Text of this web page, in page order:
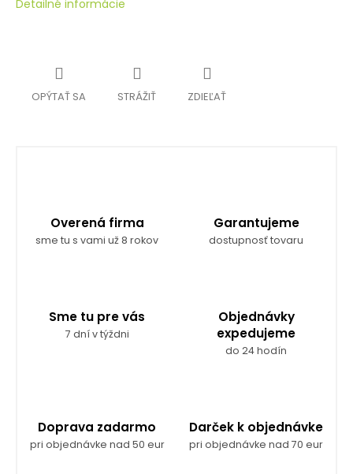
Detailné informácie
OPÝTAŤ SA STRÁŽIŤ ZDIEĽAŤ
Overená firma
sme tu s vami už 8 rokov
Garantujeme
dostupnosť tovaru
Sme tu pre vás
7 dní v týždni
Objednávky
expedujeme
do 24 hodín
Doprava zadarmo
pri objednávke nad 50 eur
Darček k objednávke
pri objednávke nad 70 eur